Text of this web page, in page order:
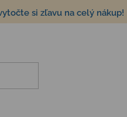
si zľavu na celý nákup!